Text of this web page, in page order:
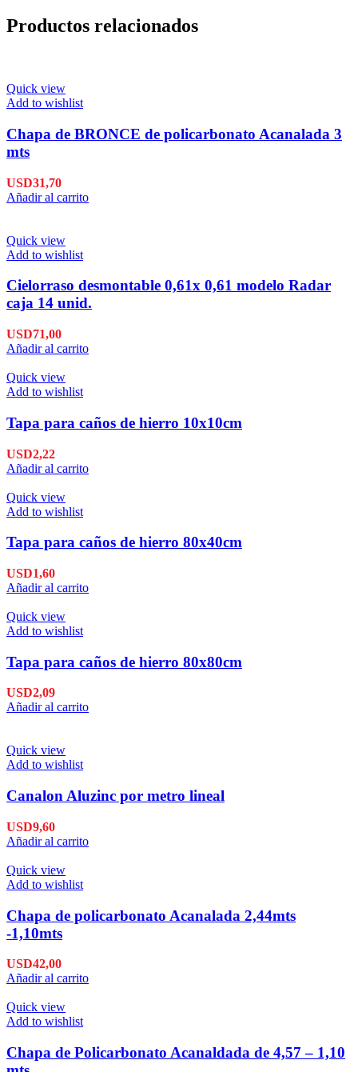
Productos relacionados
Quick view
Add to wishlist
Chapa de BRONCE de policarbonato Acanalada 3
mts
USD31,70
Añadir al carrito
Quick view
Add to wishlist
Cielorraso desmontable 0,61x 0,61 modelo Radar
caja 14 unid.
USD71,00
Añadir al carrito
Quick view
Add to wishlist
Tapa para caños de hierro 10x10cm
USD2,22
Añadir al carrito
Quick view
Add to wishlist
Tapa para caños de hierro 80x40cm
USD1,60
Añadir al carrito
Quick view
Add to wishlist
Tapa para caños de hierro 80x80cm
USD2,09
Añadir al carrito
Quick view
Add to wishlist
Canalon Aluzinc por metro lineal
USD9,60
Añadir al carrito
Quick view
Add to wishlist
Chapa de policarbonato Acanalada 2,44mts
-1,10mts
USD42,00
Añadir al carrito
Quick view
Add to wishlist
Chapa de Policarbonato Acanaldada de 4,57 – 1,10